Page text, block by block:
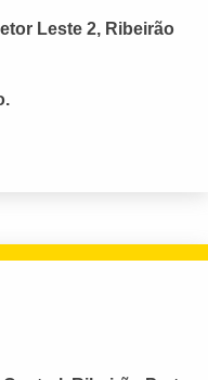
Leste 2, Ribeirão